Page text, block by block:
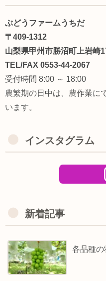
ぶどうファームうちだ
〒409-1312
山梨県甲州市勝沼町上岩崎
TEL/FAX 0553-44-2067
受付時間 8:00 ～ 18:00
農繁期の日中は、農作業に
います。
インスタグラム
新着記事
各品種の